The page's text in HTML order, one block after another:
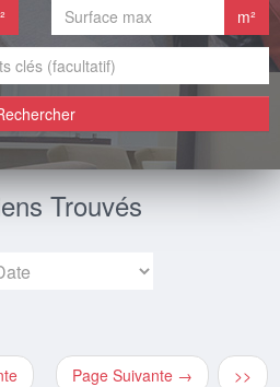
m²
Trouvés
Page Suivante → >>